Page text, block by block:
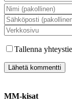
Tallenna
MM-kisat